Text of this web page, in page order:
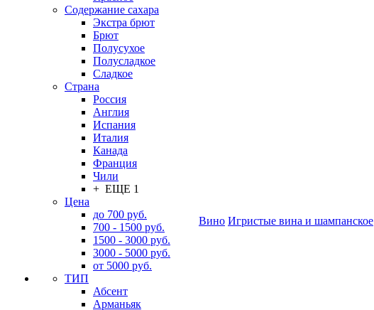
Содержание сахара
Экстра брют
Брют
Полусухое
Полусладкое
Сладкое
Страна
Россия
Англия
Испания
Италия
Канада
Франция
Чили
+ ЕЩЕ 1
Цена
до 700 руб.
700 - 1500 руб.
1500 - 3000 руб.
3000 - 5000 руб.
от 5000 руб.
ТИП
Абсент
Арманьяк
Вино Игристые вина и шампанское